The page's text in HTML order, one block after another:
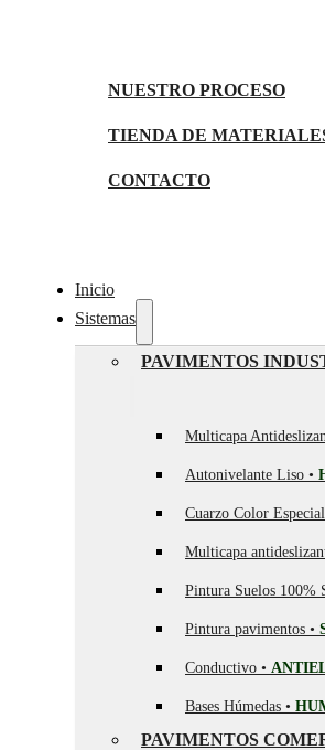
NUESTRO PROCESO
TIENDA DE
CONTACTO
Inicio
Sistemas
PAVIMENTOS
Multicapa
Autonivelante Liso •
Cuarzo Color
Multicapa
Pintura Suelos 100%
Pintura pavimentos •
Conductivo •
Bases Húmedas •
PAVIMENTOS